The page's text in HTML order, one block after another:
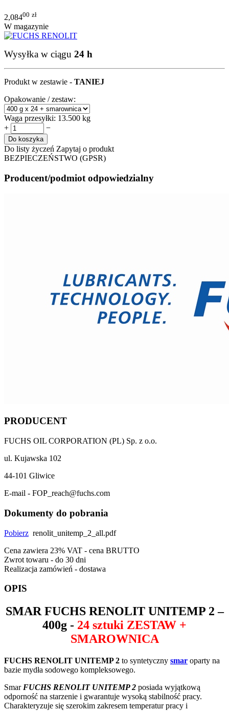
2,08400 zł
W magazynie
Wysyłka w ciągu 24 h
Produkt w zestawie - TANIEJ
Opakowanie / zestaw:
Waga przesyłki: 13.500 kg
+
−
Do koszyka
Do listy życzeń Zapytaj o produkt
BEZPIECZEŃSTWO (GPSR)
Producent/podmiot odpowiedzialny
PRODUCENT
FUCHS OIL CORPORATION (PL) Sp. z o.o.
ul. Kujawska 102
44-101 Gliwice
E-mail - FOP_reach@fuchs.com
Dokumenty do pobrania
Pobierz renolit_unitemp_2_all.pdf
Cena zawiera 23% VAT - cena BRUTTO
Zwrot towaru - do 30 dni
Realizacja zamówień - dostawa
OPIS
SMAR FUCHS RENOLIT UNITEMP 2 –
400g - 24 sztuki ZESTAW +
SMAROWNICA
FUCHS RENOLIT UNITEMP 2 to syntetyczny smar oparty na
bazie mydła sodowego kompleksowego.
Smar FUCHS RENOLIT UNITEMP 2 posiada wyjątkową
odporność na starzenie i gwarantuje wysoką stabilność pracy.
Charakteryzuje się szerokim zakresem temperatur pracy i